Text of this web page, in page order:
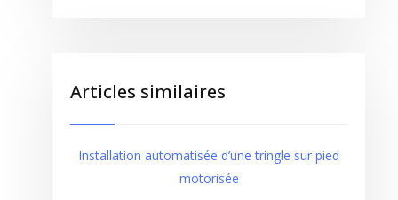
Articles similaires
Installation automatisée d’une tringle sur pied
motorisée